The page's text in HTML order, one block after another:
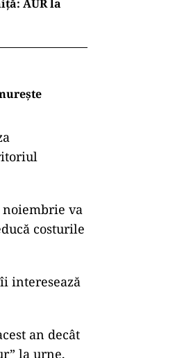
AUR la
va
costurile
interesează
an decât
la urne,